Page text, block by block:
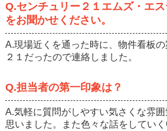
Q.センチュリー２１エムズ・エ
をお聞かせください。
A.現場近くを通った時に、物件看板
２１だったので連絡しました。
Q.担当者の第一印象は？
A.気軽に質問がしやすい気さくな雰
思いました。また色々な話をしてい